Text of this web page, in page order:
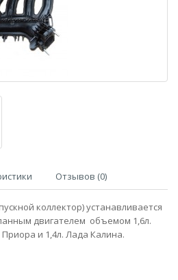
Отзывов (0)
коллектор) устанавливается
двигателем объемом 1,6л.
и 1,4л. Лада Калина.